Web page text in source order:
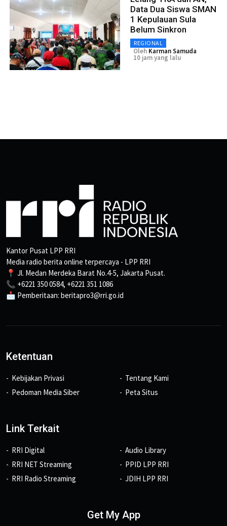
Data Dua Siswa SMAN
1 Kepulauan Sula
Belum Sinkron
REGIONAL
Oleh Karman Samuda
10 jam yang lalu
Kantor Pusat LPP RRI
Media radio berita online terpercaya - LPP RRI
📍 Jl. Medan Merdeka Barat No.4-5, Jakarta Pusat.
📞 +6221 350 0584, +6221 351 1086
📩 Pemberitaan: beritapro3@rri.go.id
Ketentuan
Kebijakan Privasi
Pedoman Media Siber
Tentang Kami
Peta Situs
Link Terkait
RRI Digital
RRI NET Streaming
RRI Radio Streaming
Audio Library
PPID LPP RRI
JDIH LPP RRI
Get My App